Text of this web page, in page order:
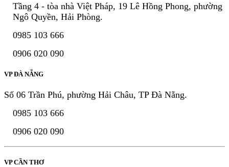
Tầng 4 - tòa nhà Việt Pháp, 19 Lê Hồng Phong, phường
Ngô Quyền, Hải Phòng.
0985 103 666
0906 020 090
VP ĐÀ NẴNG
Số 06 Trần Phú, phường Hải Châu, TP Đà Nẵng.
0985 103 666
0906 020 090
VP CẦN THƠ